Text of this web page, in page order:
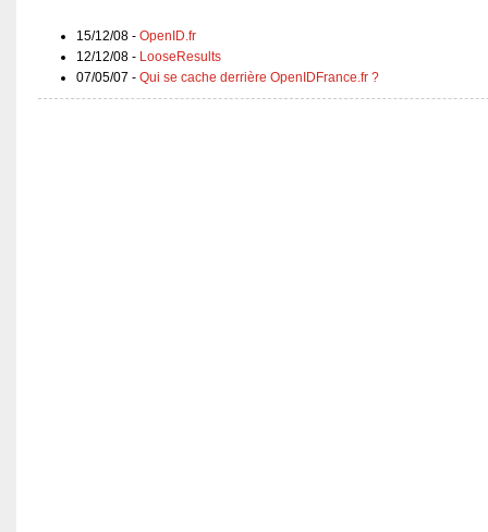
15/12/08 - OpenID.fr
12/12/08 - LooseResults
07/05/07 - Qui se cache derrière OpenIDFrance.fr ?